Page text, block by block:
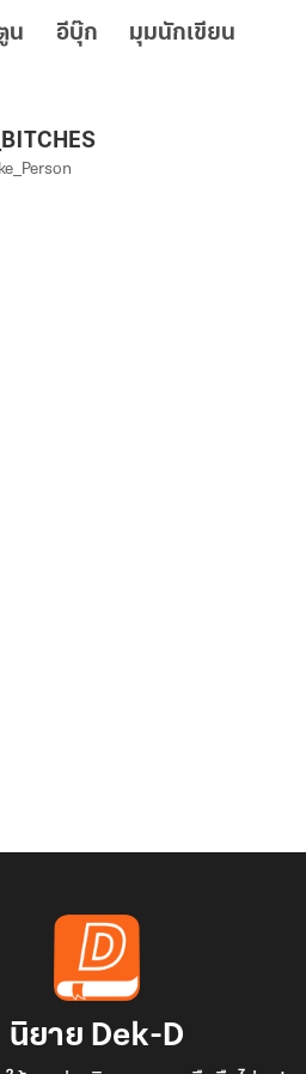
น อีบุ๊ก มุมนักเขียน
นิยาย Dek-D